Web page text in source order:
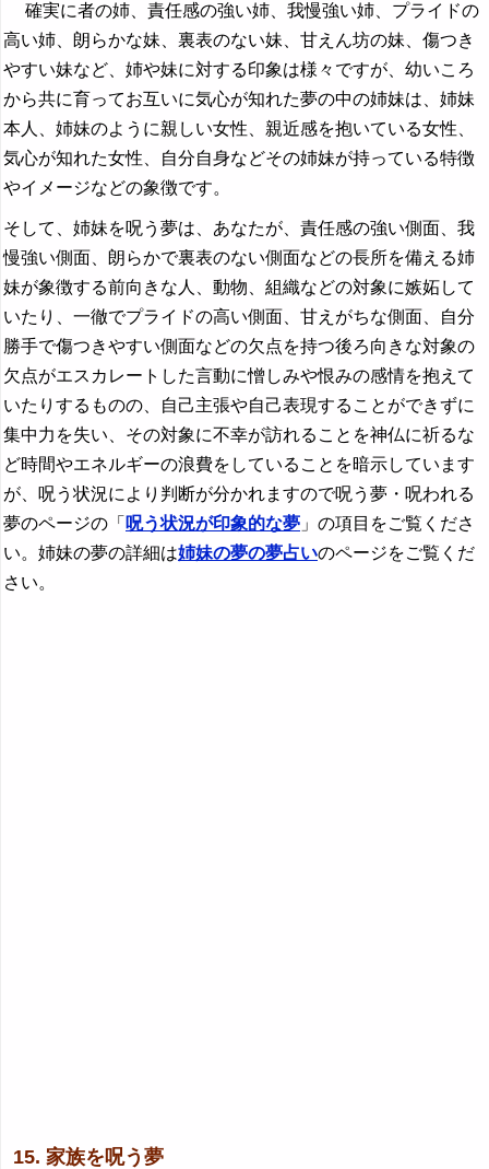
確実に者の姉、責任感の強い姉、我慢強い姉、プライドの
高い姉、朗らかな妹、裏表のない妹、甘えん坊の妹、傷つき
やすい妹など、姉や妹に対する印象は様々ですが、幼いころ
から共に育ってお互いに気心が知れた夢の中の姉妹は、姉妹
本人、姉妹のように親しい女性、親近感を抱いている女性、
気心が知れた女性、自分自身などその姉妹が持っている特徴
やイメージなどの象徴です。
そして、姉妹を呪う夢は、あなたが、責任感の強い側面、我
慢強い側面、朗らかで裏表のない側面などの長所を備える姉
妹が象徴する前向きな人、動物、組織などの対象に嫉妬して
いたり、一徹でプライドの高い側面、甘えがちな側面、自分
勝手で傷つきやすい側面などの欠点を持つ後ろ向きな対象の
欠点がエスカレートした言動に憎しみや恨みの感情を抱えて
いたりするものの、自己主張や自己表現することができずに
集中力を失い、その対象に不幸が訪れることを神仏に祈るな
ど時間やエネルギーの浪費をしていることを暗示しています
が、呪う状況により判断が分かれますので呪う夢・呪われる
夢のページの「 呪う状況が印象的な夢 」の項目をご覧くださ
い。姉妹の夢の詳細は姉妹の夢の夢占いのページをご覧くだ
さい。
15. 家族を呪う夢